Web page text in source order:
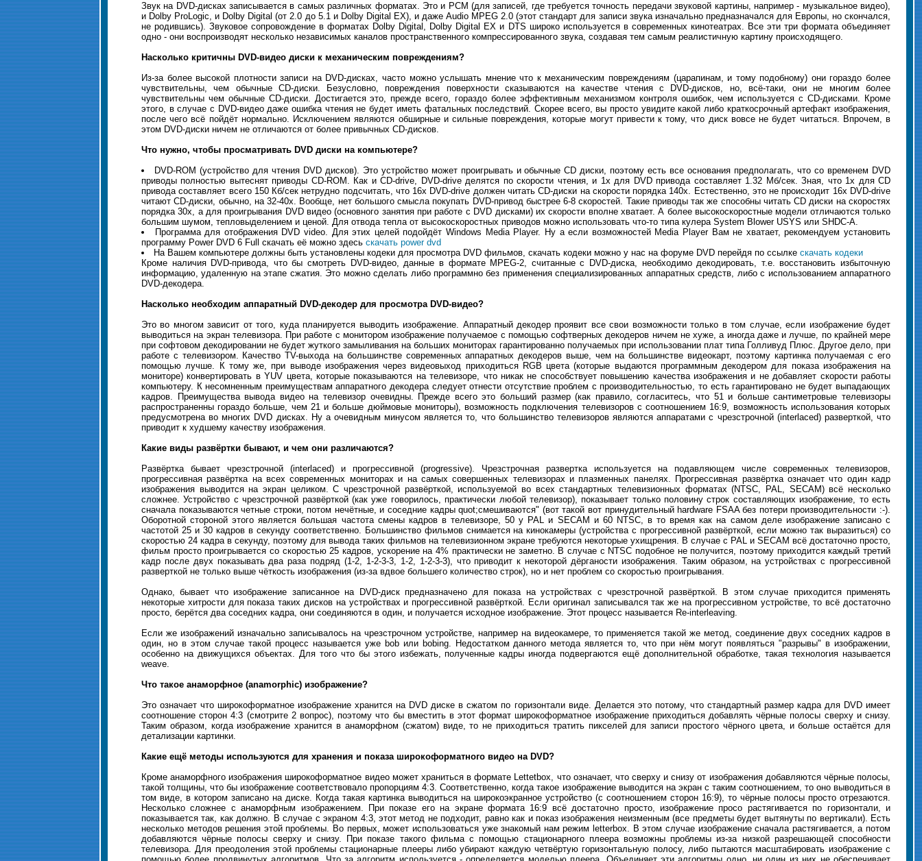
Звук на DVD-дисках записывается в самых различных форматах. Это и PCM (для записей, где требуется точность передачи звуковой картины, например - музыкальное видео),
и Dolby ProLogic, и Dolby Digital (от 2.0 до 5.1 и Dolby Digital EX), и даже Audio MPEG 2.0 (этот стандарт для записи звука изначально предназначался для Европы, но скончался,
не родившись). Звуковое сопровождение в форматах Dolby Digital, Dolby Digital EX и DTS широко используется в современных кинотеатрах. Все эти три формата объединяет
одно - они воспроизводят несколько независимых каналов пространственного компрессированного звука, создавая тем самым реалистичную картину происходящего.
Насколько критичны DVD-видео диски к механическим повреждениям?
Из-за более высокой плотности записи на DVD-дисках, часто можно услышать мнение что к механическим повреждениям (царапинам, и тому подобному) они гораздо более
чувствительны, чем обычные CD-диски. Безусловно, повреждения поверхности сказываются на качестве чтения с DVD-дисков, но, всё-таки, они не многим более
чувствительны чем обычные CD-диски. Достигается это, прежде всего, гораздо более эффективным механизмом контроля ошибок, чем используется с CD-дисками. Кроме
этого, в случае с DVD-видео даже ошибка чтения не будет иметь фатальных последствий. Скорее всего, вы просто увидите какой либо краткосрочный артефакт изображения,
после чего всё пойдёт нормально. Исключением являются обширные и сильные повреждения, которые могут привести к тому, что диск вовсе не будет читаться. Впрочем, в
этом DVD-диски ничем не отличаются от более привычных CD-дисков.
Что нужно, чтобы просматривать DVD диски на компьютере?
DVD-ROM (устройство для чтения DVD дисков). Это устройство может проигрывать и обычные CD диски, поэтому есть все основания предполагать, что со временем DVD
приводы полностью вытеснят приводы CD-ROM. Как и CD-drive, DVD-drive делятся по скорости чтения, и 1x для DVD привода cоставляет 1.32 Мб/сек. Зная, что 1x для CD
привода составляет всего 150 Кб/сек нетрудно подсчитать, что 16x DVD-drive должен читать CD-диски на скорости порядка 140x. Естественно, это не происходит 16x DVD-drive
читают CD-диски, обычно, на 32-40x. Вообще, нет большого смысла покупать DVD-привод быстрее 6-8 скоростей. Такие приводы так же способны читать CD диски на скоростях
порядка 30x, а для проигрывания DVD видео (основного занятия при работе с DVD дисками) их скорости вполне хватает. А более высокоскоростные модели отличаются только
большим шумом, тепловыделением и ценой. Для отвода тепла от высокоскоростных приводов можно использовать что-то типа кулера System Blower USYS или SHDC-A.
Программа для отображения DVD video. Для этих целей подойдёт Windows Media Player. Ну а если возможностей Media Player Вам не хватает, рекомендуем установить
программу Power DVD 6 Full скачать её можно здесь скачать power dvd
На Вашем компьютере должны быть установлены кодеки для просмотра DVD фильмов, скачать кодеки можно у нас на форуме DVD перейдя по ссылке скачать кодеки
Кроме наличия DVD-привода, что бы смотреть DVD-видео, данные в формате MPEG-2, считанные с DVD-диска, необходимо декодировать, т.е. восстановить избыточную
информацию, удаленную на этапе сжатия. Это можно сделать либо программно без применения специализированных аппаратных средств, либо с использованием аппаратного
DVD-декодера.
Насколько необходим аппаратный DVD-декодер для просмотра DVD-видео?
Это во многом зависит от того, куда планируется выводить изображение. Аппаратный декодер проявит все свои возможности только в том случае, если изображение будет
выводиться на экран телевизора. При работе с монитором изображение получаемое с помощью софтверных декодеров ничем не хуже, а иногда даже и лучше, по крайней мере
при софтовом декодировании не будет жуткого замыливания на больших мониторах гарантированно получаемых при использовании плат типа Голливуд Плюс. Другое дело, при
работе с телевизором. Качество TV-выхода на большинстве современных аппаратных декодеров выше, чем на большинстве видеокарт, поэтому картинка получаемая с его
помощью лучше. К тому же, при выводе изображения через видеовыход приходиться RGB цвета (которые выдаются программным декодером для показа изображения на
мониторе) конвертировать в YUV цвета, которые показываются на телевизоре, что никак не способствует повышению качества изображения и не добавляет скорости работы
компьютеру. К несомненным преимуществам аппаратного декодера следует отнести отсутствие проблем с производительностью, то есть гарантировано не будет выпадающих
кадров. Преимущества вывода видео на телевизор очевидны. Прежде всего это больший размер (как правило, согласитесь, что 51 и больше сантиметровые телевизоры
распространенны гораздо больше, чем 21 и больше дюймовые мониторы), возможность подключения телевизоров с соотношением 16:9, возможность использования которых
предусмотрена во многих DVD дисках. Ну а очевидным минусом является то, что большинство телевизоров являются аппаратами с чрезстрочной (interlaced) разверткой, что
приводит к худшему качеству изображения.
Какие виды развёртки бывают, и чем они различаются?
Развёртка бывает чрезстрочной (interlaced) и прогрессивной (progressive). Чрезстрочная развертка используется на подавляющем числе современных телевизоров,
прогрессивная развёртка на всех современных мониторах и на самых совершенных телевизорах и плазменных панелях. Прогрессивная развёртка означает что один кадр
изображения выводится на экран целиком. С чрезстрочной развёрткой, используемой во всех стандартных телевизионных форматах (NTSC, PAL, SECAM) всё несколько
сложнее. Устройство с чрезстрочной развёрткой (как уже говорилось, практически любой телевизор), показывает только половину строк составляющих изображение, то есть
сначала показываются четные строки, потом нечётные, и соседние кадры quot;смешиваются" (вот такой вот принудительный hardware FSAA без потери производительности :-).
Оборотной стороной этого является большая частота смены кадров в телевизоре, 50 у PAL и SECAM и 60 NTSC, в то время как на самом деле изображение записано с
частотой 25 и 30 кадров в секунду соответственно. Большинство фильмов снимается на кинокамеры (устройства с прогрессивной развёрткой, если можно так выразиться) со
скоростью 24 кадра в секунду, поэтому для вывода таких фильмов на телевизионном экране требуются некоторые ухищрения. В случае с PAL и SECAM всё достаточно просто,
фильм просто проигрывается со скоростью 25 кадров, ускорение на 4% практически не заметно. В случае с NTSC подобное не получится, поэтому приходится каждый третий
кадр после двух показывать два раза подряд (1-2, 1-2-3-3, 1-2, 1-2-3-3), что приводит к некоторой дёрганости изображения. Таким образом, на устройствах с прогрессивной
разверткой не только выше чёткость изображения (из-за вдвое большего количество строк), но и нет проблем со скоростью проигрывания.
Однако, бывает что изображение записанное на DVD-диск предназначено для показа на устройствах с чрезстрочной развёрткой. В этом случае приходится применять
некоторые хитрости для показа таких дисков на устройствах и прогрессивной развёрткой. Если оригинал записывался так же на прогрессивном устройстве, то всё достаточно
просто, берётся два соседних кадра, они соединяются в один, и получается исходное изображение. Этот процесс называется Re-interleaving.
Если же изображений изначально записывалось на чрезстрочном устройстве, например на видеокамере, то применяется такой же метод, соединение двух соседних кадров в
один, но в этом случае такой процесс называется уже bob или bobing. Недостатком данного метода является то, что при нём могут появляться "разрывы" в изображении,
особенно на движущихся объектах. Для того что бы этого избежать, полученные кадры иногда подвергаются ещё дополнительной обработке, такая технология называется
weave.
Что такое анаморфное (anamorphic) изображение?
Это означает что широкоформатное изображение хранится на DVD диске в сжатом по горизонтали виде. Делается это потому, что стандартный размер кадра для DVD имеет
соотношение сторон 4:3 (смотрите 2 вопрос), поэтому что бы вместить в этот формат широкоформатное изображение приходиться добавлять чёрные полосы сверху и снизу.
Таким образом, когда изображение хранится в анаморфном (сжатом) виде, то не приходиться тратить пикселей для записи простого чёрного цвета, и больше остаётся для
детализации картинки.
Какие ещё методы используются для хранения и показа широкоформатного видео на DVD?
Кроме анаморфного изображения широкоформатное видео может храниться в формате Lettetbox, что означает, что сверху и снизу от изображения добавляются чёрные полосы,
такой толщины, что бы изображение соответствовало пропорциям 4:3. Соответственно, когда такое изображение выводится на экран с таким соотношением, то оно выводиться в
том виде, в котором записано на диске. Когда такая картинка выводиться на широкоэкранное устройство (с соотношением сторон 16:9), то чёрные полосы просто отрезаются.
Несколько сложнее с анаморфным изображением. При показе его на экране формата 16:9 всё достаточно просто, изображение просо растягивается по горизонтали, и
показывается так, как должно. В случае с экраном 4:3, этот метод не подходит, равно как и показ изображения неизменным (все предметы будет вытянуты по вертикали). Есть
несколько методов решения этой проблемы. Во первых, может использоваться уже знакомый нам режим letterbox. В этом случае изображение сначала растягивается, а потом
добавляются чёрные полосы сверху и снизу. При показе такого фильма с помощью стационарного плеера возможны проблемы из-за низкой разрешающей способности
телевизора. Для преодоления этой проблемы стационарные плееры либо убирают каждую четвёртую горизонтальную полосу, либо пытаются масштабировать изображение с